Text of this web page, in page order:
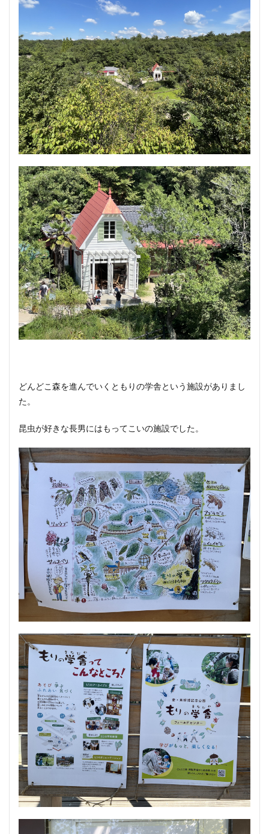
どんどこ森を進んでいくともりの学舎という施設がありまし
た。
昆虫が好きな長男にはもってこいの施設でした。